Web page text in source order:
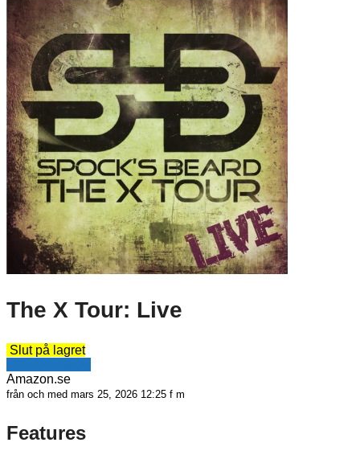
The X Tour: Live
Slut på lagret
Amazon.se
från och med mars 25, 2026 12:25 f m
Features